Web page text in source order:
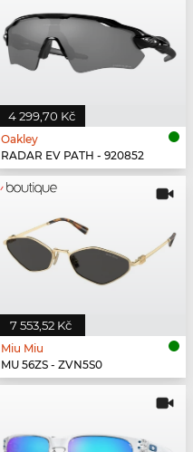
4 299,70 Kč
Oakley
RADAR EV PATH - 920852
7 553,52 Kč
Miu Miu
MU 56ZS - ZVN5S0